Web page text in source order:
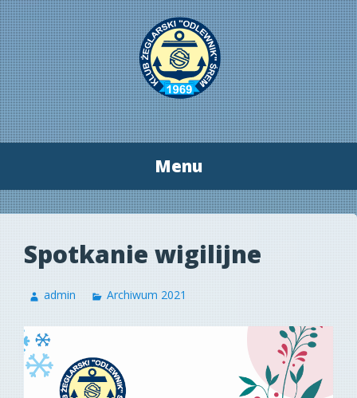
Menu
Przeskocz
do
Spotkanie wigilijne
admin Archiwum 2021